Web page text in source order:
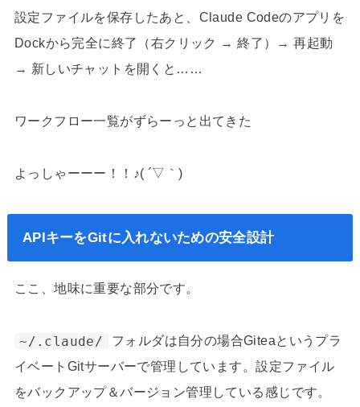
設定ファイルを保存したあと、Claude Codeのアプリを
Dockから完全に終了（右クリック → 終了）→ 再起動
→ 新しいチャットを開くと……
ワークフロー一覧がずらーっと出てきた
よっしゃーーー！！♪( ´▽｀)
APIキーをGitに入れないための安全設計
ここ、地味に重要な部分です。
~/.claude/
フォルダは自分の場合Giteaというプラ
イベートGitサーバーで管理しています。設定ファイル
をバックアップ＆バージョン管理している感じです。